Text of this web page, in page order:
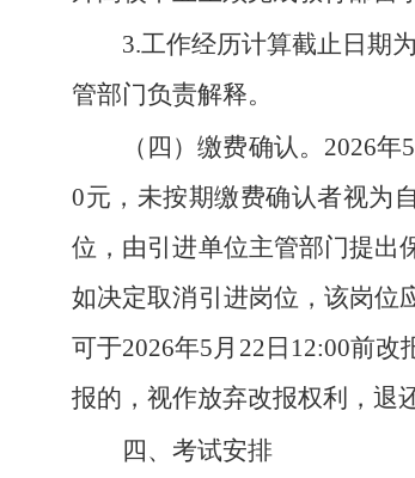
3.工作经历计算截止日期
管部门负责解释。
（四）缴费确认。 2026年
0元，未按期缴费确认者视为
位，由引进单位主管部门提出
如决定取消引进岗位，该岗位
可于2026年5月22日12:00前
报的，视作放弃改报权利，退
四、考试安排